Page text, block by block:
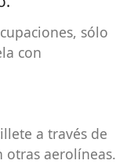
sólo
con
a través de
otras aerolíneas.